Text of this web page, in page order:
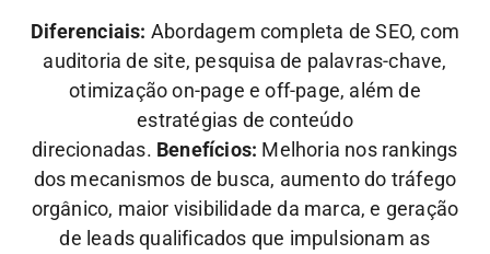
Diferenciais: Abordagem completa de SEO, com
auditoria de site, pesquisa de palavras-chave,
otimização on-page e off-page, além de
estratégias de conteúdo
direcionadas. Benefícios: Melhoria nos rankings
dos mecanismos de busca, aumento do tráfego
orgânico, maior visibilidade da marca, e geração
de leads qualificados que impulsionam as